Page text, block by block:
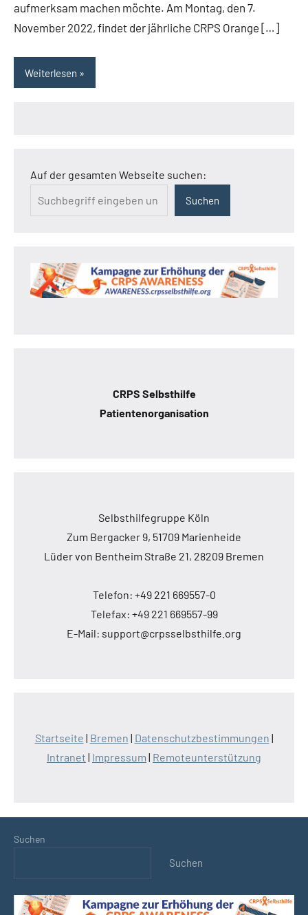
aufmerksam machen möchte. Am Montag, den 7.
November 2022, findet der jährliche CRPS Orange […]
Weiterlesen
Auf der gesamten Webseite suchen:
Suchen
CRPS Selbsthilfe
Patientenorganisation
Selbsthilfegruppe Köln
Zum Bergacker 9, 51709 Marienheide
Lüder von Bentheim Straße 21, 28209 Bremen
Telefon: +49 221 669557-0
Telefax: +49 221 669557-99
E-Mail: support@crpsselbsthilfe.org
Startseite | Bremen | Datenschutzbestimmungen |
Intranet | Impressum | Remoteunterstützung
Suchen
Suchen